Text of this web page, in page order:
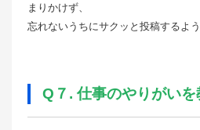
まりかけず、
忘れないうちにサクッと投稿するよう
Q７. 仕事のやりがいを